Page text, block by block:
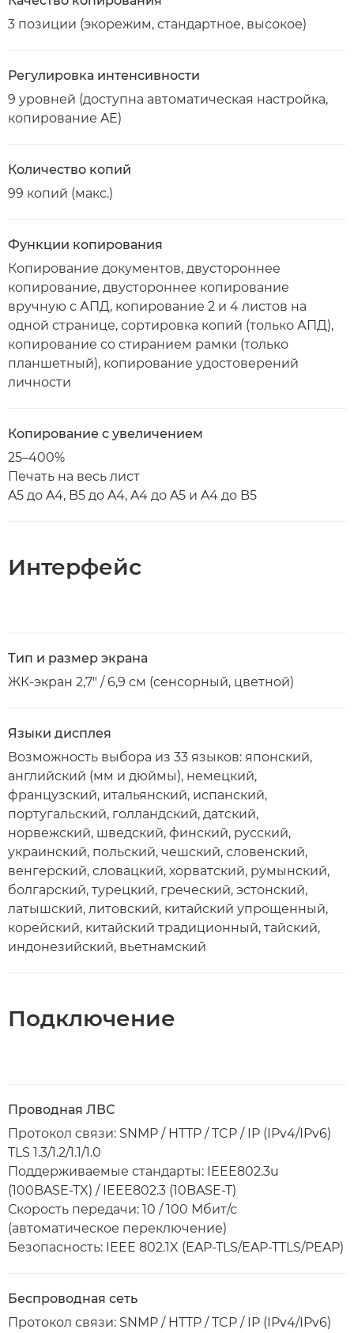
3 позиции (экорежим, стандартное, высокое)
Регулировка интенсивности
9 уровней (доступна автоматическая настройка,
копирование AE)
Количество копий
99 копий (макс.)
Функции копирования
Копирование документов, двустороннее
копирование, двустороннее копирование
вручную с АПД, копирование 2 и 4 листов на
одной странице, сортировка копий (только АПД),
копирование со стиранием рамки (только
планшетный), копирование удостоверений
личности
Копирование с увеличением
25–400%
Печать на весь лист
A5 до A4, B5 до A4, A4 до A5 и A4 до B5
Интерфейс
Тип и размер экрана
ЖК-экран 2,7" / 6,9 см (сенсорный, цветной)
Языки дисплея
Возможность выбора из 33 языков: японский,
английский (мм и дюймы), немецкий,
французский, итальянский, испанский,
португальский, голландский, датский,
норвежский, шведский, финский, русский,
украинский, польский, чешский, словенский,
венгерский, словацкий, хорватский, румынский,
болгарский, турецкий, греческий, эстонский,
латышский, литовский, китайский упрощенный,
корейский, китайский традиционный, тайский,
индонезийский, вьетнамский
Подключение
Проводная ЛВС
Протокол связи: SNMP / HTTP / TCP / IP (IPv4/IPv6)
TLS 1.3/1.2/1.1/1.0
Поддерживаемые стандарты: IEEE802.3u
(100BASE-TX) / IEEE802.3 (10BASE-T)
Скорость передачи: 10 / 100 Мбит/с
(автоматическое переключение)
Безопасность: IEEE 802.1X (EAP-TLS/EAP-TTLS/PEAP)
Беспроводная сеть
Протокол связи: SNMP / HTTP / TCP / IP (IPv4/IPv6)